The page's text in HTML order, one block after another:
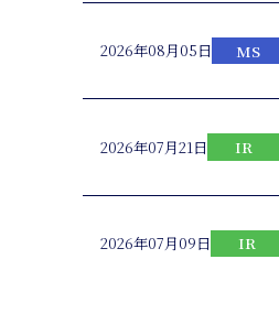
2026年08月05日 MS
2026年07月21日 IR
2026年07月09日 IR